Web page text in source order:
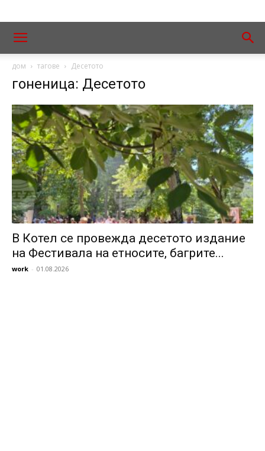
дом тагове Десетото
гоненица: Десетото
В Котел се провежда десетото издание
на Фестивала на етносите, багрите...
work - 01.08.2026